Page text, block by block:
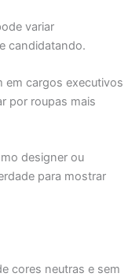
variar
candidatando.
em cargos executivos
por roupas mais
designer ou
para mostrar
cores neutras e sem